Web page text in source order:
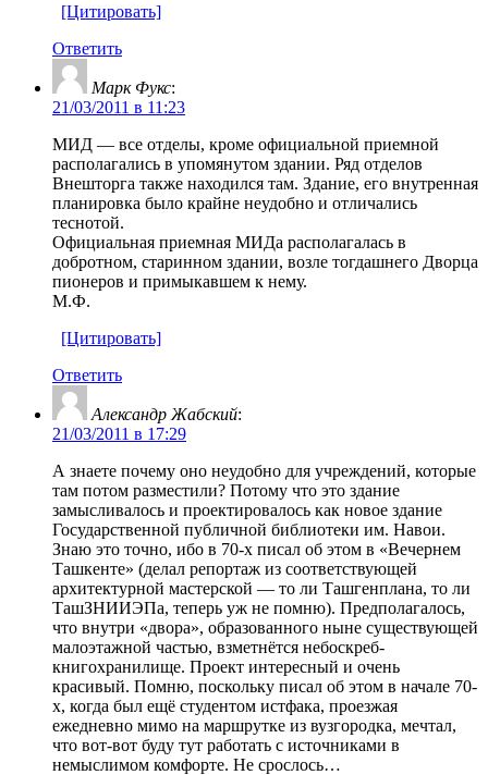
[Цитировать]
Ответить
Марк Фукс:
21/03/2011 в 11:23
МИД — все отделы, кроме официальной приемной
располагались в упомянутом здании. Ряд отделов
Внешторга также находился там. Здание, его внутренная
планировка было крайне неудобно и отличались
теснотой.
Официальная приемная МИДа располагалась в
добротном, старинном здании, возле тогдашнего Дворца
пионеров и примыкавшем к нему.
М.Ф.
[Цитировать]
Ответить
Александр Жабский:
21/03/2011 в 17:29
А знаете почему оно неудобно для учреждений, которые
там потом разместили? Потому что это здание
замысливалось и проектировалось как новое здание
Государственной публичной библиотеки им. Навои.
Знаю это точно, ибо в 70-х писал об этом в «Вечернем
Ташкенте» (делал репортаж из соответствующей
архитектурной мастерской — то ли Ташгенплана, то ли
ТашЗНИИЭПа, теперь уж не помню). Предполагалось,
что внутри «двора», образованного ныне существующей
малоэтажной частью, взметнётся небоскреб-
книгохранилище. Проект интересный и очень
красивый. Помню, поскольку писал об этом в начале 70-
х, когда был ещё студентом истфака, проезжая
ежедневно мимо на маршрутке из вузгородка, мечтал,
что вот-вот буду тут работать с источниками в
немыслимом комфорте. Не срослось…